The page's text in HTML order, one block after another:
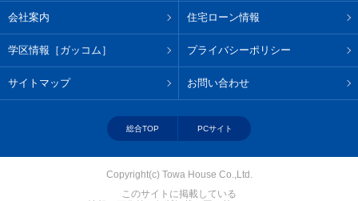
会社案内 住宅ローン情報
学区情報［ガッコム］ プライバシーポリシー
サイトマップ お問い合わせ
総合TOP PCサイト
Copyright(c) Towa House Co.,Ltd.
このサイトに掲載している